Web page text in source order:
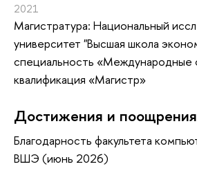
2021
Магистратура: Национальный
университет "Высшая школа
специальность «Международные
квалификация «Магистр»
Достижения и поощрения
Благодарность факультета
ВШЭ (июнь 2026)